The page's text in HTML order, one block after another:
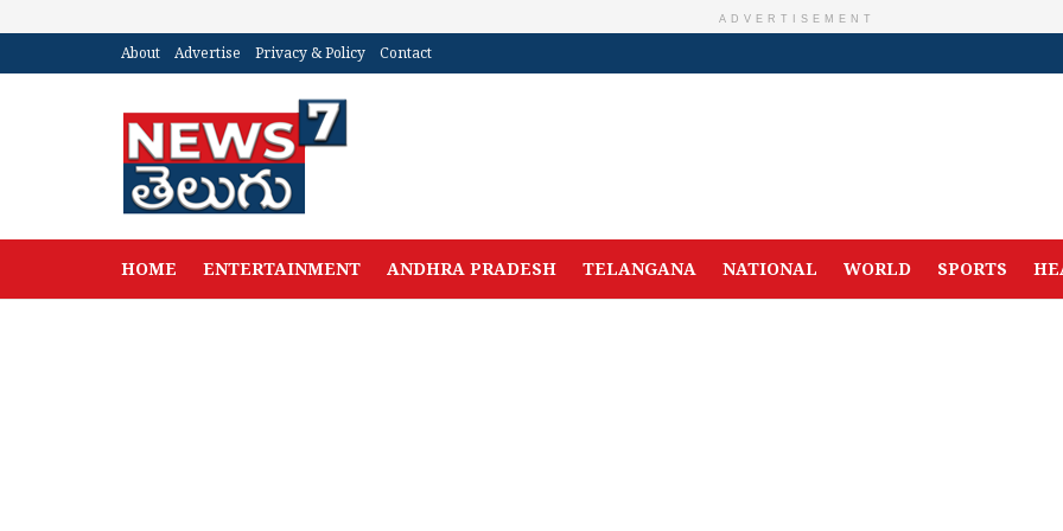
ADVERTISEMENT
About Advertise Privacy & Policy Contact
HOME ENTERTAINMENT ANDHRA PRADESH TELANGANA NATIONAL WORLD SPORTS